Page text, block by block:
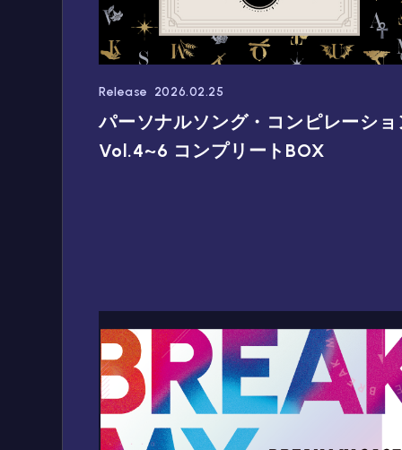
Release 2026.02.25
パーソナルソング・コンピレーショ
Vol.4~6 コンプリートBOX